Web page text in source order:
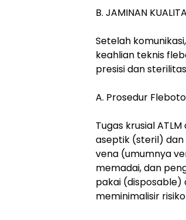
B. JAMINAN
Setelah
keahlian teknis
presisi dan
A. Prosedur
Tugas krusial
aseptik (steril) dan
vena (umumnya
memadai, dan
pakai (disposable)
meminimalisir